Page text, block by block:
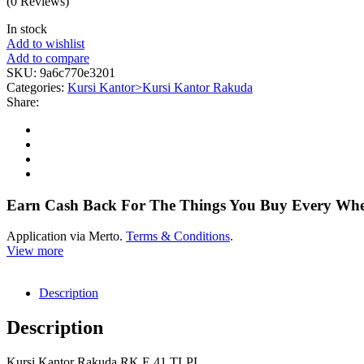
In stock
Add to wishlist
Add to compare
SKU: 9a6c770e3201
Categories: Kursi Kantor>Kursi Kantor Rakuda
Share:
Earn Cash Back For The Things You Buy Every
Application via Merto. Terms & Conditions.
View more
Description
Description